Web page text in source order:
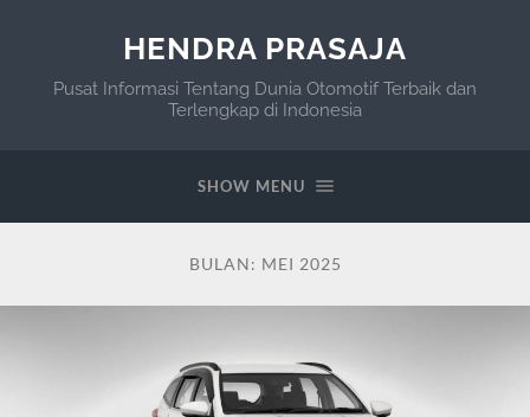
HENDRA PRASAJA
Pusat Informasi Tentang Dunia Otomotif Terbaik dan
Terlengkap di Indonesia
SHOW MENU
BULAN: MEI 2025